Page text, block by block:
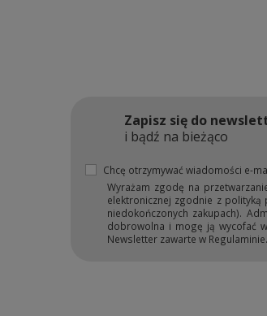
Zapisz się do
i bądź na bieżąco
Chcę otrzymywać wiadomości e-
Wyrażam zgodę na
elektronicznej zgodnie z polityką
niedokończonych zakupach).
dobrowolna i mogę ją wycofać
Newsletter zawarte w Regulaminie.